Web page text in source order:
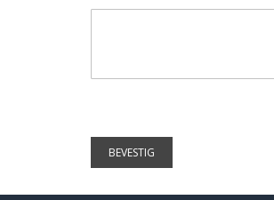
BEVESTIG